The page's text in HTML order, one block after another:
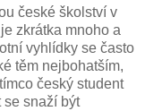
české školství v
zkrátka mnoho a
vyhlídky se často
těm nejbohatším,
český student
se snaží být